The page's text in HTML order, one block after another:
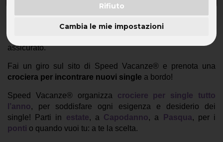
Rifiuto
Cambia le mie impostazioni
Scegli una
, il divertimento è
assicurato.
Fai un giro sul sito di Speed Vacanze® e prenota una
crociera per incontrare nuovi single a bordo!
Speed Vacanze® organizza crociere per single tutto
l’anno, per soddisfare ogni esigenza e desiderio dei
single! Parti in estate, a Capodanno, a Pasqua, per i
ponti o quando vuoi tu: a te la scelta.